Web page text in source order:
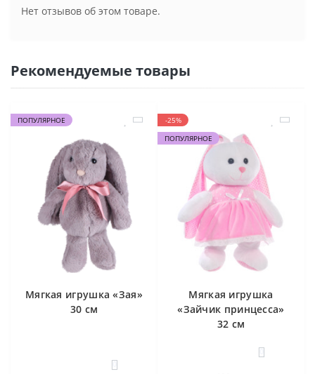
Нет отзывов об этом товаре.
Рекомендуемые товары
ПОПУЛЯРНОЕ
Мягкая игрушка «Зая»
30 см
0
-25%
ПОПУЛЯРНОЕ
Мягкая игрушка
«Зайчик принцесса»
32 см
0